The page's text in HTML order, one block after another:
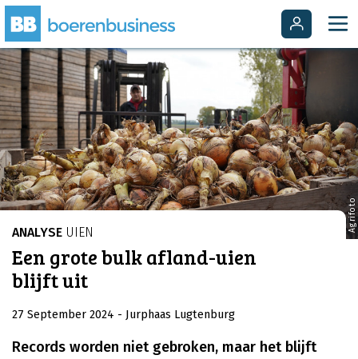
Agrifoto
ANALYSE UIEN
Een grote bulk afland-uien
blijft uit
27 September 2024 - Jurphaas Lugtenburg
Records worden niet gebroken, maar het blijft